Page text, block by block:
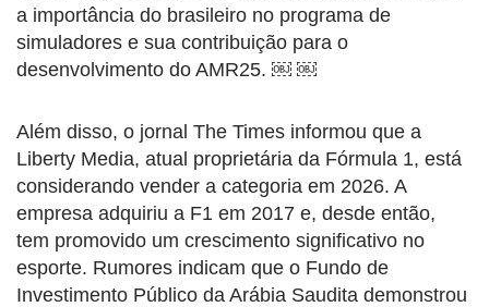
a importância do brasileiro no programa de
simuladores e sua contribuição para o
desenvolvimento do AMR25. ￼ ￼
Além disso, o jornal The Times informou que a
Liberty Media, atual proprietária da Fórmula 1, está
considerando vender a categoria em 2026. A
empresa adquiriu a F1 em 2017 e, desde então,
tem promovido um crescimento significativo no
esporte. Rumores indicam que o Fundo de
Investimento Público da Arábia Saudita demonstrou